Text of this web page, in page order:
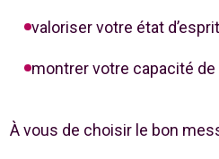
valoriser votre état
montrer votre capacité
À vous de choisir le bon